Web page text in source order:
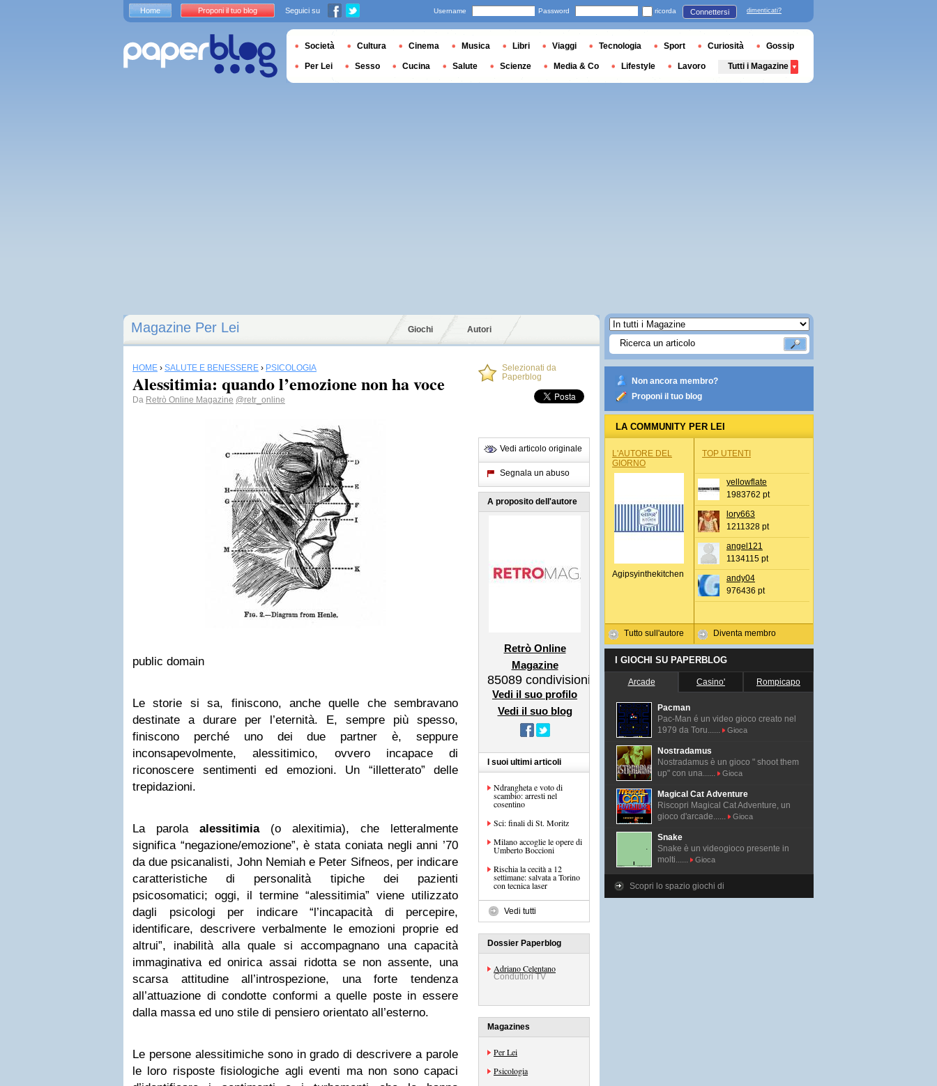
Magazine Per Lei Giochi Autori
HOME › SALUTE E BENESSERE › PSICOLOGIA
Alessitimia: quando l’emozione non ha voce
Da Retrò Online Magazine @retr_online
public domain
Le storie si sa, finiscono, anche quelle che sembravano
destinate a durare per l’eternità. E, sempre più spesso,
finiscono perché uno dei due partner è, seppure
inconsapevolmente, alessitimico, ovvero incapace di
riconoscere sentimenti ed emozioni. Un “illetterato” delle
trepidazioni.
La parola alessitimia(o alexitimia), che letteralmente
significa “negazione/emozione”, è stata coniata negli anni ’70
da due psicanalisti, John Nemiah e Peter Sifneos, per indicare
caratteristiche di personalità tipiche dei pazienti
psicosomatici; oggi, il termine “alessitimia” viene utilizzato
dagli psicologi per indicare “l’incapacità di percepire,
identificare, descrivere verbalmente le emozioni proprie ed
altrui”, inabilità alla quale si accompagnano una capacità
immaginativa ed onirica assai ridotta se non assente, una
scarsa attitudine all’introspezione, una forte tendenza
all’attuazione di condotte conformi a quelle poste in essere
dalla massa ed uno stile di pensiero orientato all’esterno.
Le persone alessitimiche sono in grado di descrivere a parole
le loro risposte fisiologiche agli eventi ma non sono capaci
Selezionati da
Paperblog
Vedi articolo originale
Segnala un abuso
A proposito dell'autore
Retrò Online
Magazine
85089 condivisioni
Vedi il suo profilo
Vedi il suo blog
I suoi ultimi articoli
Ndrangheta e voto di
scambio: arresti nel
cosentino
Sci: finali di St. Moritz
Milano accoglie le opere di
Umberto Boccioni
Rischia la cecità a 12
settimane: salvata a Torino
con tecnica laser
Vedi tutti
Dossier Paperblog
Adriano Celentano
Conduttori TV
Magazines
Per Lei
Psicologia
Non ancora membro?
Proponi il tuo blog
LA COMMUNITY PER LEI
L'AUTORE DEL
GIORNO
Agipsyinthekitchen
Tutto sull'autore
TOP UTENTI
yellowflate
1983762 pt
lory663
1211328 pt
angel121
1134115 pt
andy04
976436 pt
Diventa membro
I GIOCHI SU PAPERBLOG
Arcade Casino' Rompicapo
Pacman
Pac-Man é un video gioco creato nel
1979 da Toru......
Gioca
Nostradamus
Nostradamus è un gioco " shoot them
up" con una......
Gioca
Magical Cat Adventure
Riscopri Magical Cat Adventure, un
gioco d'arcade......
Gioca
Snake
Snake è un videogioco presente in
molti......
Gioca
Scopri lo spazio giochi di
Home Proponi il tuo blog Seguici su Username Password ricorda Connettersi dimenticati?
Società Cultura Cinema Musica Libri Viaggi Tecnologia Sport Curiosità Gossip
Per Lei Sesso Cucina Salute Scienze Media & Co Lifestyle Lavoro Tutti i Magazine